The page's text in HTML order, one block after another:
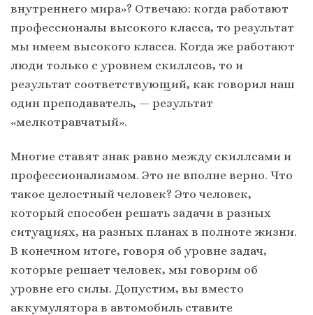
внутреннего мира»? Отвечаю: когда работают
профессионалы высокого класса, то результат
мы имеем высокого класса. Когда же работают
люди только с уровнем скиллсов, то и
результат соответствующий, как говорил наш
один преподаватель, — результат
«мелкотравчатый».
Многие ставят знак равно между скиллсами и
профессионализмом. Это не вполне верно. Что
такое целостный человек? Это человек,
который способен решать задачи в разных
ситуациях, на разных планах в полноте жизни.
В конечном итоге, говоря об уровне задач,
которые решает человек, мы говорим об
уровне его силы. Допустим, вы вместо
аккумулятора в автомобиль ставите